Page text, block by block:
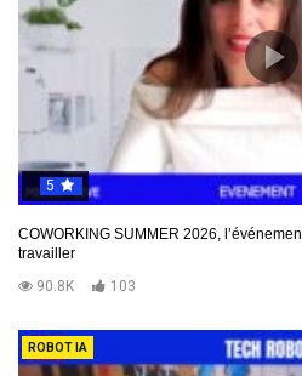
5
COWORKING SUMMER 2026,
travailler
90.8K
103
ROBOT IA